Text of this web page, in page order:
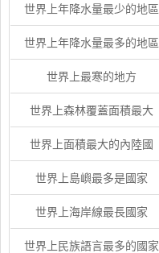
世界上年降水量最少的地區
世界上年降水量最多的地區
世界上最寒的地方
世界上森林覆蓋面積最大
世界上面積最大的內陸國
世界上島嶼最多是國家
世界上海岸線最長國家
世界上民族語言最多的國家